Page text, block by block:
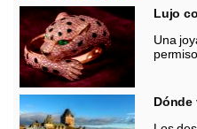
Lujo
Una
permiso
Dónde